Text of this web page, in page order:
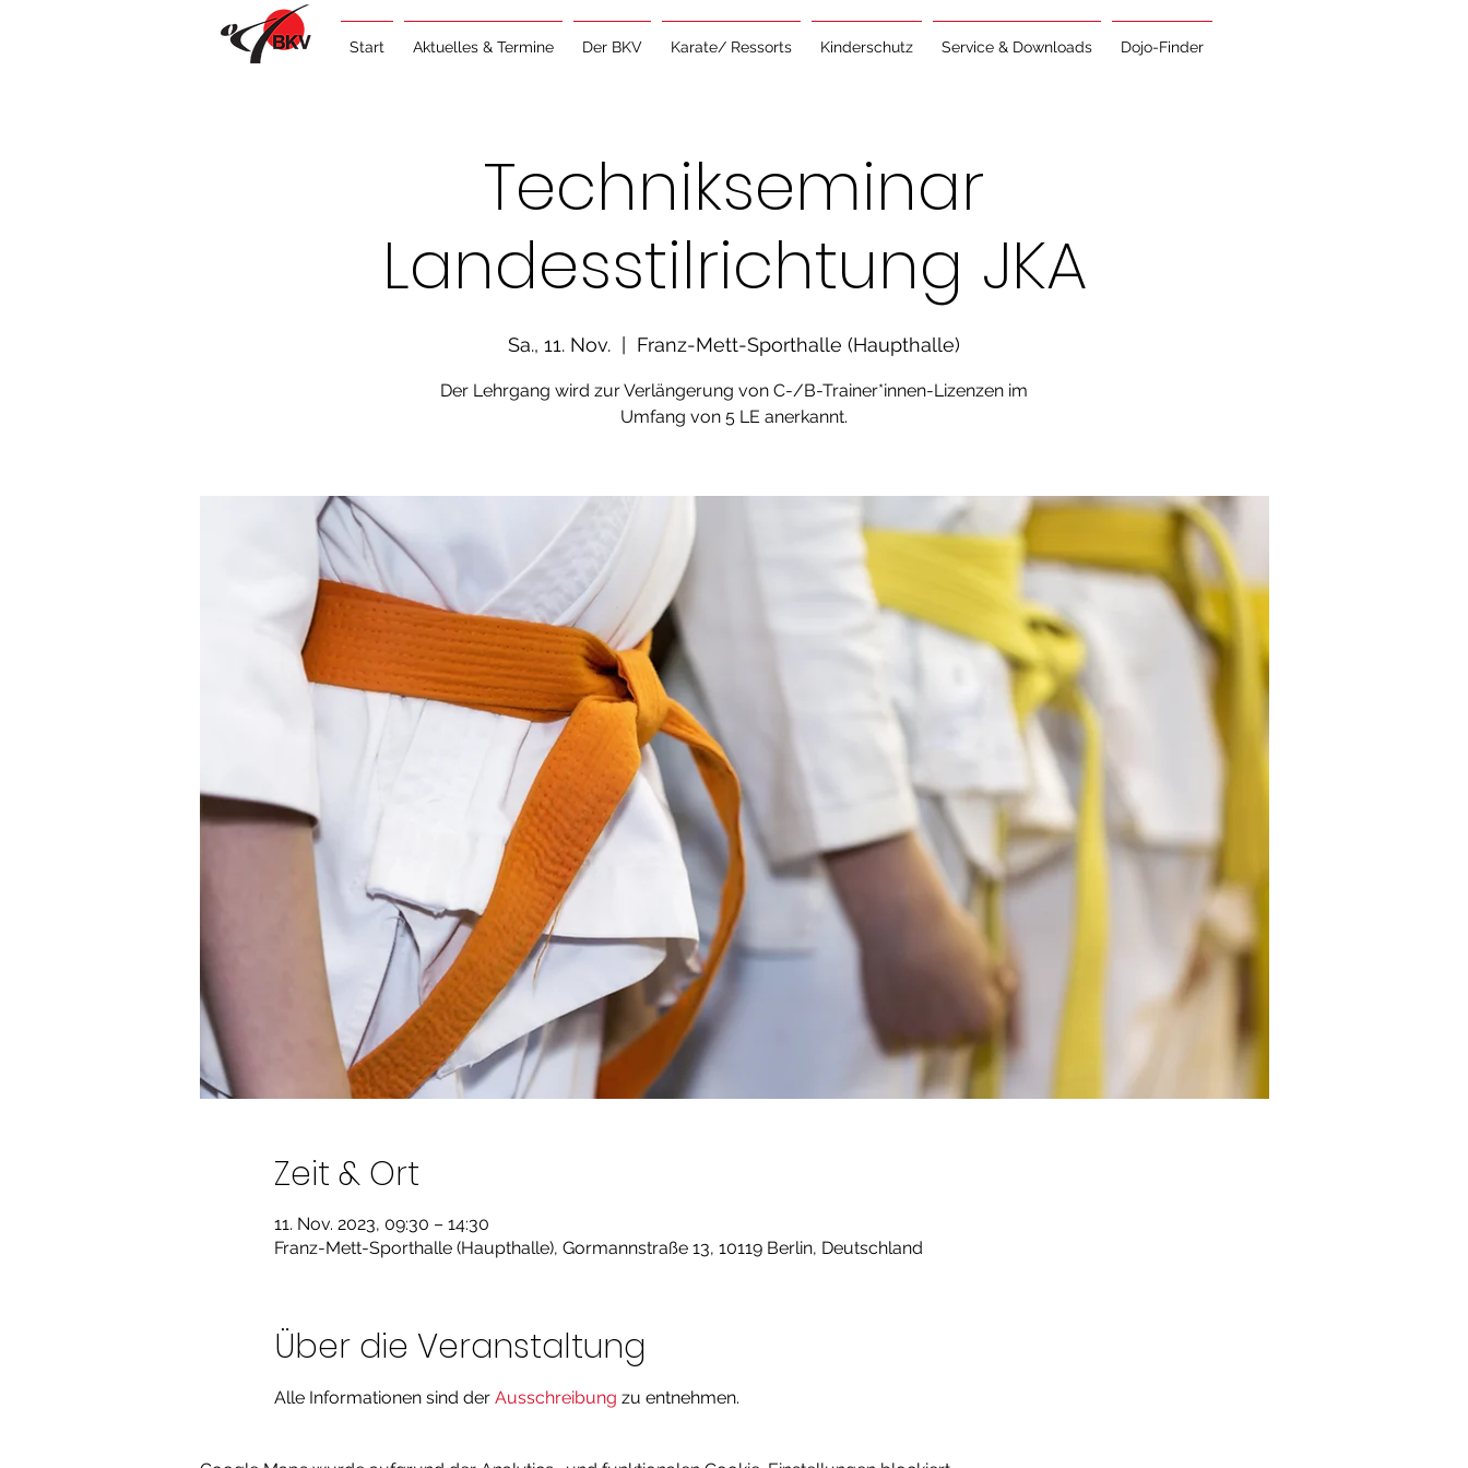
Start Aktuelles & Termine Der BKV Karate/ Ressorts Kinderschutz Service & Downloads Dojo-Finder
Technikseminar
Landesstilrichtung JKA
Sa., 11. Nov. Franz-Mett-Sporthalle (Haupthalle)
Der Lehrgang wird zur Verlängerung von C-/B-Trainer*innen-Lizenzen im
Umfang von 5 LE anerkannt.
Zeit & Ort
11. Nov. 2023, 09:30 – 14:30
Franz-Mett-Sporthalle (Haupthalle), Gormannstraße 13, 10119 Berlin, Deutschland
Über die Veranstaltung
Alle Informationen sind der Ausschreibung zu entnehmen.